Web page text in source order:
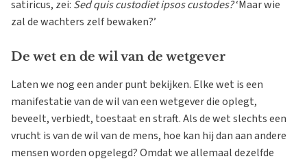
satiricus, zei: Sed quis custodiet ipsos custodes?‘Maar wie
zal de wachters zelf bewaken?’
De wet en de wil van de wetgever
Laten we nog een ander punt bekijken. Elke wet is een
manifestatie van de wil van een wetgever die oplegt,
beveelt, verbiedt, toestaat en straft. Als de wet slechts een
vrucht is van de wil van de mens, hoe kan hij dan aan andere
mensen worden opgelegd? Omdat we allemaal dezelfde